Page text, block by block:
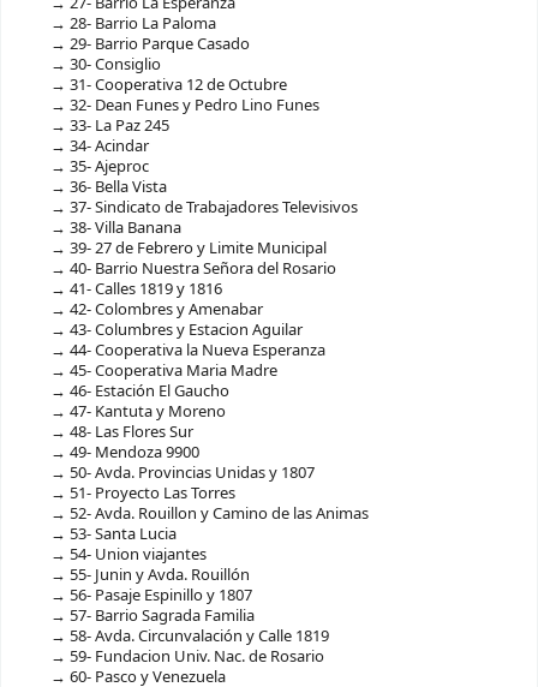
28- Barrio La Paloma
29- Barrio Parque Casado
30- Consiglio
31- Cooperativa 12 de Octubre
32- Dean Funes y Pedro Lino Funes
33- La Paz 245
34- Acindar
35- Ajeproc
36- Bella Vista
37- Sindicato de Trabajadores Televisivos
38- Villa Banana
39- 27 de Febrero y Limite Municipal
40- Barrio Nuestra Señora del Rosario
41- Calles 1819 y 1816
42- Colombres y Amenabar
43- Columbres y Estacion Aguilar
44- Cooperativa la Nueva Esperanza
45- Cooperativa Maria Madre
46- Estación El Gaucho
47- Kantuta y Moreno
48- Las Flores Sur
49- Mendoza 9900
50- Avda. Provincias Unidas y 1807
51- Proyecto Las Torres
52- Avda. Rouillon y Camino de las Animas
53- Santa Lucia
54- Union viajantes
55- Junin y Avda. Rouillón
56- Pasaje Espinillo y 1807
57- Barrio Sagrada Familia
58- Avda. Circunvalación y Calle 1819
59- Fundacion Univ. Nac. de Rosario
60- Pasco y Venezuela